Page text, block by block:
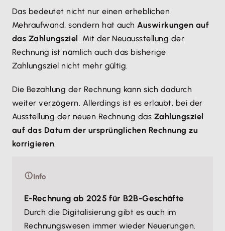
Das bedeutet nicht nur einen erheblichen
Mehraufwand, sondern hat auchAuswirkungen auf
das Zahlungsziel. Mit der Neuausstellung der
Rechnung ist nämlich auch das bisherige
Zahlungsziel nicht mehr gültig.
Die Bezahlung der Rechnung kann sich dadurch
weiter verzögern. Allerdings ist es erlaubt, bei der
Ausstellung der neuen Rechnung das Zahlungsziel
auf das Datum der ursprünglichen Rechnung zu
korrigieren.
Info
E-Rechnung ab 2025 für B2B-Geschäfte
Durch die Digitalisierung gibt es auch im
Rechnungswesen immer wieder Neuerungen.